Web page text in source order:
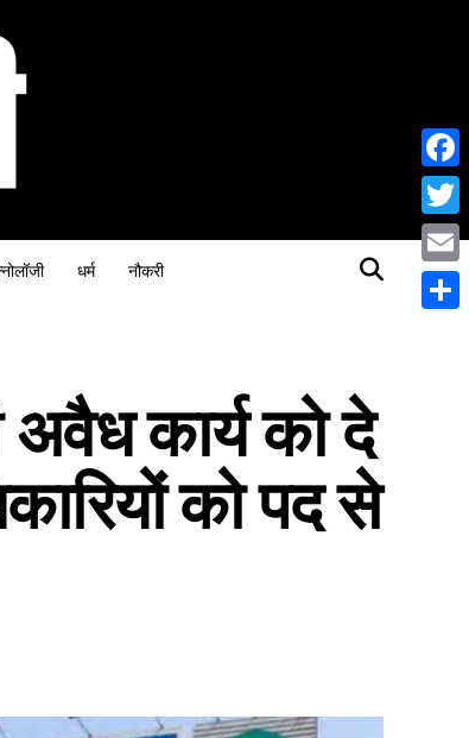
धर्म नौकरी
अवैध कार्य को दे
को पद से
Email